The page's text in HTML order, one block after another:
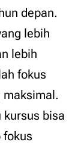
depan.
lebih
lebih
fokus
maksimal.
bisa
fokus